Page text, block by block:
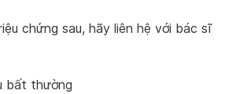
chứng sau, hãy liên hệ với bác sĩ
bất thường